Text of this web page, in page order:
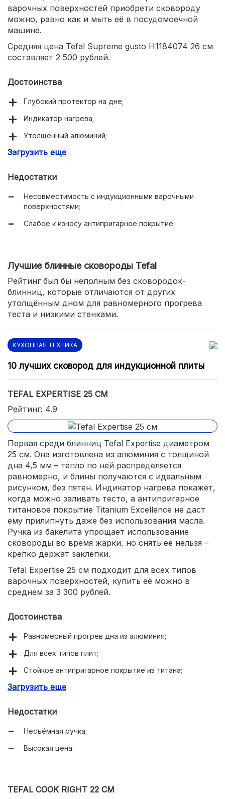
варочных поверхностей приобрети сковороду
можно, равно как и мыть её в посудомоечной
машине.
Средняя цена Tefal Supreme gusto H1184074 26 см
составляет 2 500 рублей.
Достоинства
Глубокий протектор на дне;
Индикатор нагрева;
Утолщённый алюминий;
Оптимальная цена.
Загрузить еще
Недостатки
Несовместимость с индукционными варочными
поверхностями;
Слабое к износу антипригарное покрытие.
Лучшие блинные сковороды Tefal
Рейтинг был бы неполным без сковородок-
блинниц, которые отличаются от других
утолщённым дном для равномерного прогрева
теста и низкими стенками.
КУХОННАЯ ТЕХНИКА
10 лучших сковород для индукционной плиты
TEFAL EXPERTISE 25 СМ
Рейтинг: 4.9
Первая среди блинниц Tefal Expertise диаметром
25 см. Она изготовлена из алюминия с толщиной
дна 4,5 мм – тепло по ней распределяется
равномерно, и блины получаются с идеальным
рисунком, без пятен. Индикатор нагрева покажет,
когда можно заливать тесто, а антипригарное
титановое покрытие Titanium Excellence не даст
ему прилипнуть даже без использования масла.
Ручка из бакелита упрощает использование
сковороды во время жарки, но снять её нельзя –
крепко держат заклёпки.
Tefal Expertise 25 см подходит для всех типов
варочных поверхностей, купить её можно в
среднем за 3 300 рублей.
Достоинства
Равномерный прогрев дна из алюминия;
Для всех типов плит;
Стойкое антипригарное покрытие из титана;
Оптимальный удобный диаметр.
Загрузить еще
Недостатки
Несъёмная ручка;
Высокая цена.
TEFAL COOK RIGHT 22 СМ